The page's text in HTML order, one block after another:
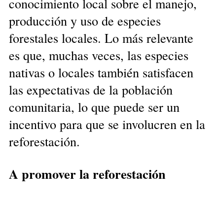
producción y uso de especies
forestales locales. Lo más relevante
es que, muchas veces, las especies
nativas o locales también satisfacen
las expectativas de la población
comunitaria, lo que puede ser un
incentivo para que se involucren en la
reforestación.
A promover la reforestación